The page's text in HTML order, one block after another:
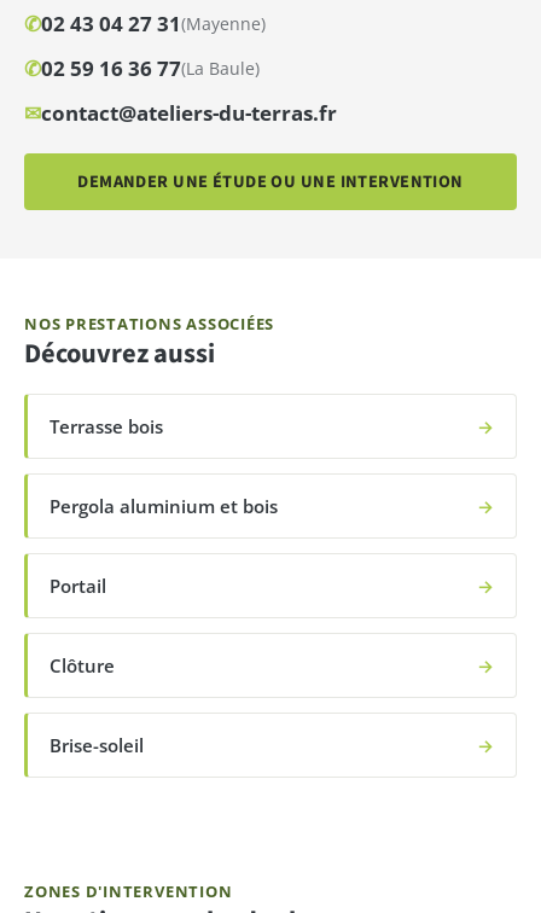
✆02 43 04 27 31(Mayenne)
✆02 59 16 36 77(La Baule)
✉contact@ateliers-du-terras.fr
DEMANDER UNE ÉTUDE OU UNE INTERVENTION
NOS PRESTATIONS ASSOCIÉES
Découvrez aussi
Terrasse bois →
Pergola aluminium et bois →
Portail →
Clôture →
Brise-soleil →
ZONES D'INTERVENTION